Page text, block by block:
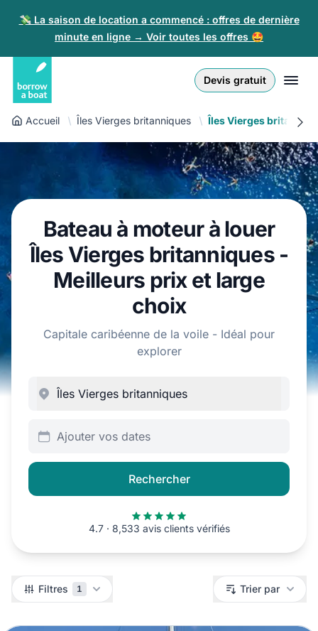
💸 La saison de location a commencé : offres de dernière
minute en ligne → Voir toutes les offres 🤩
Devis gratuit
Connexion
Inscription
Pour les partenaires
FR €
Złoty
Nederlands
Español
Français
Polski
Accueil Îles Vierges britanniques Îles Vierges
Bateau à moteur à louer
Îles Vierges britanniques -
Meilleurs prix et large
choix
Capitale caribéenne de la voile - Idéal pour
explorer
Ajouter vos dates
Rechercher
4.7 · 8,533 avis clients vérifiés
Filtres Filtres 1 Trier par